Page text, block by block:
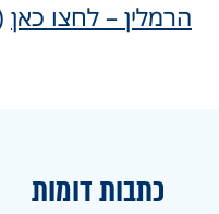
הרמלין – לחצו כאן
כתבות דומות